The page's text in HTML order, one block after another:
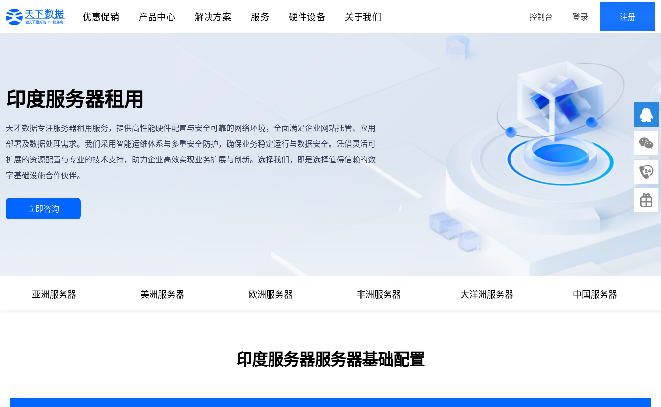
优惠促销 产品中心 解决方案 服务 硬件设备 关于我们 控制台 登录 注册
印度服务器租用
天才数据专注服务器租用服务，提供高性能硬件配置与安全可靠的网络环境，全面满足企业网站托管、应用
部署及数据处理需求。我们采用智能运维体系与多重安全防护，确保业务稳定运行与数据安全。凭借灵活可
扩展的资源配置与专业的技术支持，助力企业高效实现业务扩展与创新。选择我们，即是选择值得信赖的数
字基础设施合作伙伴。
立即咨询
亚洲服务器 美洲服务器 欧洲服务器 非洲服务器 大洋洲服务器 中国服务器
印度服务器服务器基础配置